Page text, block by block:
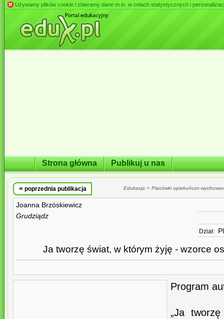
Używamy plików cookie i zbieramy dane m.in. w celach statystycznych i
Strona główna Publikuj u nas
« poprzednia publikacja Edukacja » Placówki opiekuńczo-
Joanna Brzóskiewicz
Grudziądz
Dział:
Ja tworzę świat, w którym żyję - wzorce
Program
„Ja